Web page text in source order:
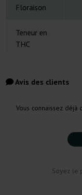
Floraison
Teneur en
THC
Avis des clients
Vous connaissez déjà
Soyez le